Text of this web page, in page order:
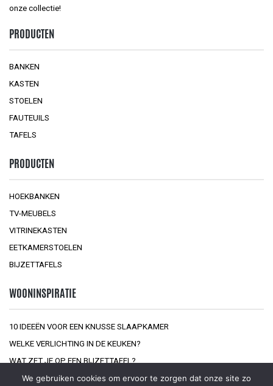
onze collectie!
PRODUCTEN
BANKEN
KASTEN
STOELEN
FAUTEUILS
TAFELS
PRODUCTEN
HOEKBANKEN
TV-MEUBELS
VITRINEKASTEN
EETKAMERSTOELEN
BIJZETTAFELS
WOONINSPIRATIE
10 IDEEËN VOOR EEN KNUSSE SLAAPKAMER
WELKE VERLICHTING IN DE KEUKEN?
WAT ZET JE OP EEN BIJZETTAFEL?
We gebruiken cookies om ervoor te zorgen dat onze site zo